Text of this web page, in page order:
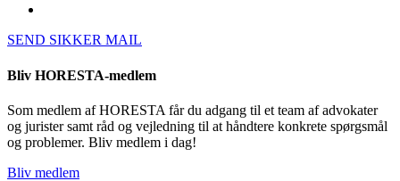
SEND SIKKER MAIL
Bliv HORESTA-medlem
Som medlem af HORESTA får du adgang til et team af advokater
og jurister samt råd og vejledning til at håndtere konkrete spørgsmål
og problemer. Bliv medlem i dag!
Bliv medlem